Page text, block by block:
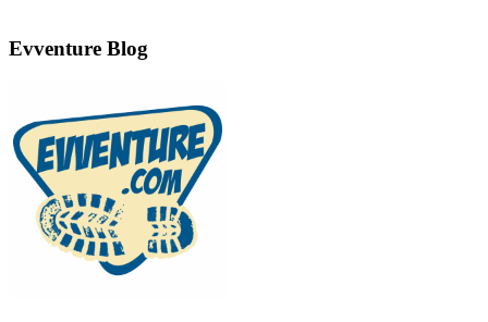
Evventure Blog